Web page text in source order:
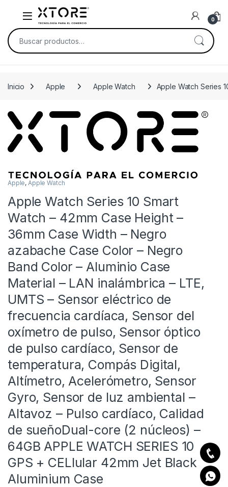
Skip to navigation
Skip to content
0
Buscar por:
Inicio Apple Apple Watch Apple Watch Series
Apple, Apple Watch
Apple Watch Series 10 Smart
Watch – 42mm Case Height –
36mm Case Width – Negro
azabache Case Color – Negro
Band Color – Aluminio Case
Material – LAN inalámbrica – LTE,
UMTS – Sensor eléctrico de
frecuencia cardíaca, Sensor del
oxímetro de pulso, Sensor óptico
de pulso cardíaco, Sensor de
temperatura, Compás Digital,
Altímetro, Acelerómetro, Sensor
Gyro, Sensor de luz ambiental –
Altavoz – Pulso cardíaco, Calidad
de sueñoDual-core (2 núcleos) –
64GB APPLE WATCH SERIES 10
GPS + CELlular 42mm Jet Black
Aluminium Case